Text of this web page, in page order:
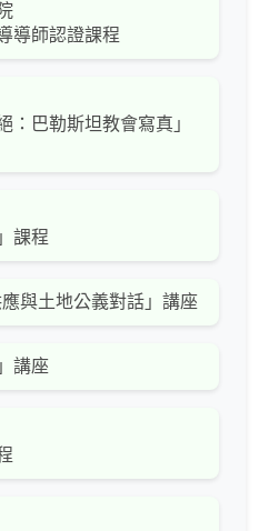
導師認證課程
巴勒斯坦教會寫真」
課程
與土地公義對話」講座
講座